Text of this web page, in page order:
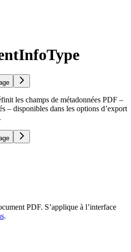
les champs de métadonnées PDF –
– disponibles dans les options d’export
PDF. S’applique à l’interface
.